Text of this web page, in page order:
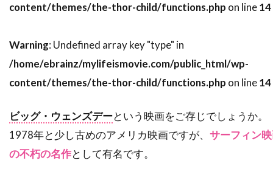
ステパン・マーティローシアン
ステファーヌ・スペリ
ステュー・ライリー
ステラン・スカルスガルド
スパイグラス・エンターテインメント
スパチャイ・シティアンポーンパン
スプレイグ・グレイデン
スペイン
スポーツ映画
スリム・サマービル
content/themes/the-thor-child/functions.php on line14
Warning: Undefined array key "type" in
/home/ebrainz/mylifeismovie.com/public_html/wp-
content/themes/the-thor-child/functions.php on line14
ビッグ・ウェンズデーという映画をご存じでしょうか。
1978年と少し古めのアメリカ映画ですが、 サーフィン
の不朽の名作として有名です。